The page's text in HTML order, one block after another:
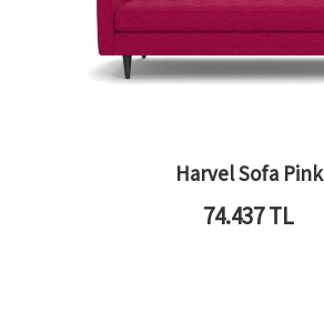
Harvel Sofa Pink
74.437TL